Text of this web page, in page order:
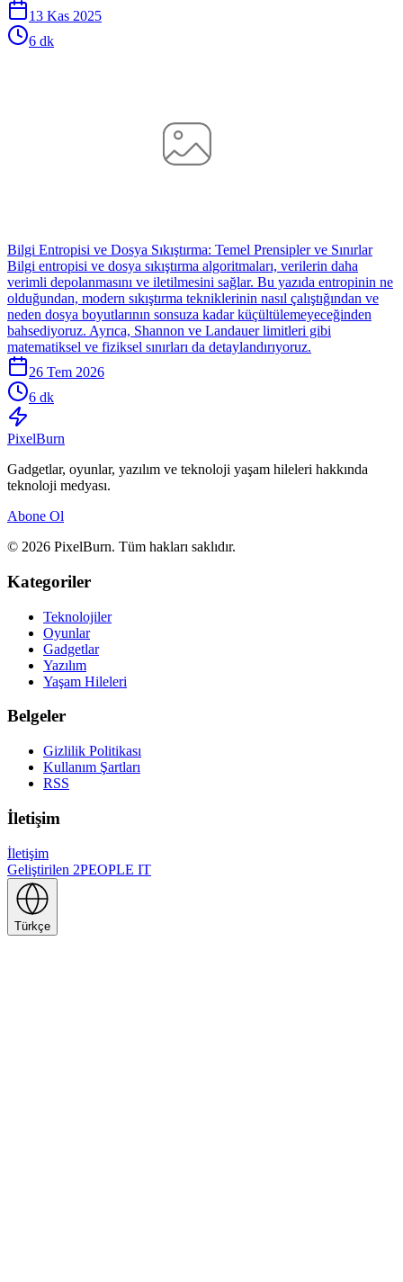
13 Kas 2025
6 dk
Bilgi Entropisi ve Dosya Sıkıştırma: Temel Prensipler ve Sınırlar
Bilgi entropisi ve dosya sıkıştırma algoritmaları, verilerin daha
verimli depolanmasını ve iletilmesini sağlar. Bu yazıda entropinin ne
olduğundan, modern sıkıştırma tekniklerinin nasıl çalıştığından ve
neden dosya boyutlarının sonsuza kadar küçültülemeyeceğinden
bahsediyoruz. Ayrıca, Shannon ve Landauer limitleri gibi
matematiksel ve fiziksel sınırları da detaylandırıyoruz.
26 Tem 2026
6 dk
PixelBurn
Gadgetlar, oyunlar, yazılım ve teknoloji yaşam hileleri hakkında
teknoloji medyası.
Abone Ol
© 2026 PixelBurn. Tüm hakları saklıdır.
Kategoriler
Teknolojiler
Oyunlar
Gadgetlar
Yazılım
Yaşam Hileleri
Belgeler
Gizlilik Politikası
Kullanım Şartları
RSS
İletişim
İletişim
Geliştirilen 2PEOPLE IT
Türkçe